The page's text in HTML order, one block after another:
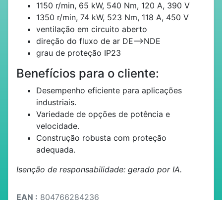
1150 r/min, 65 kW, 540 Nm, 120 A, 390 V
1350 r/min, 74 kW, 523 Nm, 118 A, 450 V
ventilação em circuito aberto
direção do fluxo de ar DE-->NDE
grau de proteção IP23
Benefícios para o cliente:
Desempenho eficiente para aplicações
industriais.
Variedade de opções de potência e
velocidade.
Construção robusta com proteção
adequada.
Isenção de responsabilidade: gerado por IA.
EAN : 804766284236